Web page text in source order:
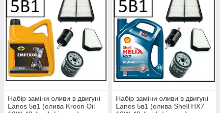
Набір заміни оливи в двигуні
Lanos 5в1 (олива Kroon Oil
Набір заміни оливи в двигуні
Lanos 5в1 (олива Shell HX7